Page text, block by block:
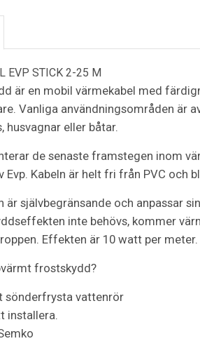
EVP STICK 2-25 M
är en mobil värmekabel med
Vanliga användningsområden är
husvagnar eller båtar.
de senaste framstegen inom
Evp. Kabeln är helt fri från PVC och
är självbegränsande och anpassar
inte behövs, kommer
Effekten är 10 watt per meter.
frostskydd?
sönderfrysta vattenrör
installera.